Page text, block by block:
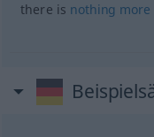
there is nothing more